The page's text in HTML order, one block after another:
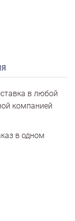
в любой
компанией
в одном